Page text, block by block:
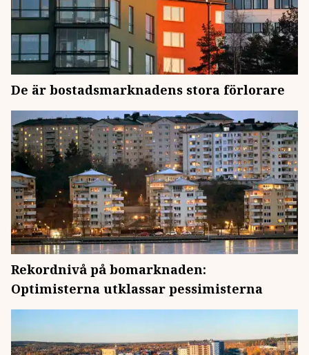
De är bostadsmarknadens stora förlorare
Rekordnivå på bomarknaden:
Optimisterna utklassar pessimisterna